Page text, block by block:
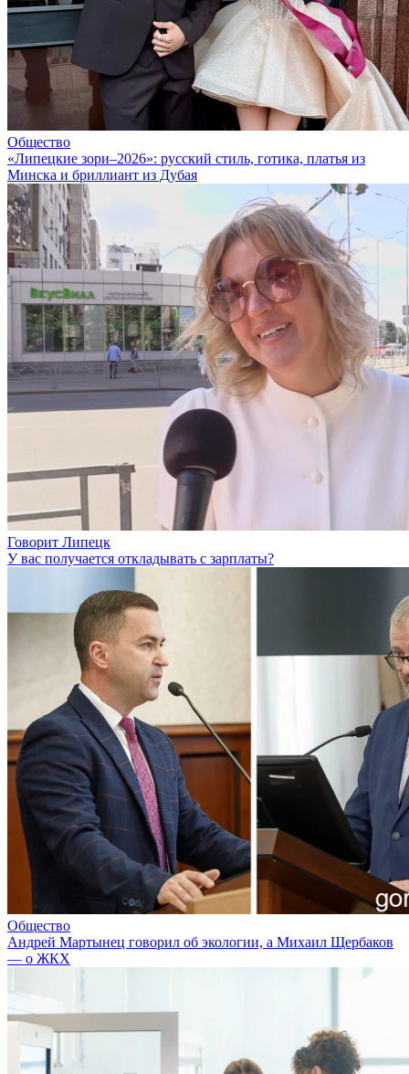
Общество
«Липецкие зори–2026»: русский стиль, готика, платья из
Минска и бриллиант из Дубая
Говорит Липецк
У вас получается откладывать с зарплаты?
Общество
Андрей Мартынец говорил об экологии, а Михаил Щербаков
— о ЖКХ